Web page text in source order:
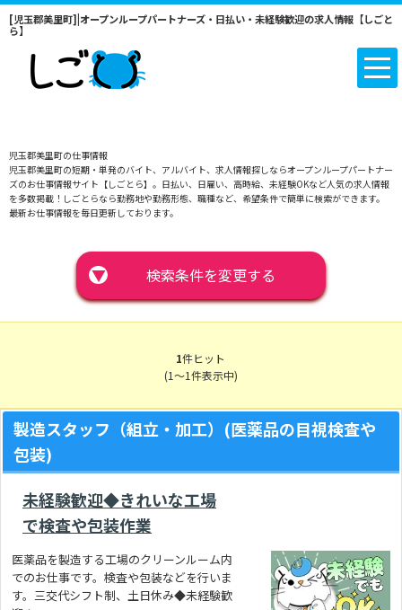
[児玉郡美里町]|オープンループパートナーズ・日払い・未経験歓迎の求人情報【しごと
ら】
児玉郡美里町の仕事情報
児玉郡美里町の短期・単発のバイト、アルバイト、求人情報探しならオープンループパートナー
ズのお仕事情報サイト【しごとら】。日払い、日雇い、高時給、未経験OKなど人気の求人情報
を多数掲載！しごとらなら勤務地や勤務形態、職種など、希望条件で簡単に検索ができます。
最新お仕事情報を毎日更新しております。
▼ 検索条件を変更する
1件ヒット
(1～1件表示中)
製造スタッフ（組立・加工）(医薬品の目視検査や
包装)
未経験歓迎◆きれいな工場
で検査や包装作業
医薬品を製造する工場のクリーンルーム内
でのお仕事です。検査や包装などを行いま
す。三交代シフト制、土日休み◆未経験歓